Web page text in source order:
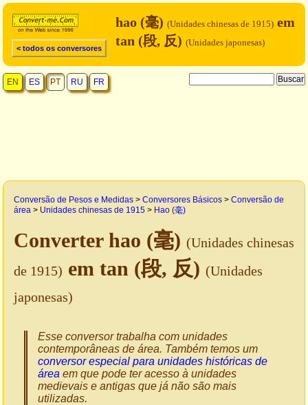
< todos os conversores
hao (毫) (Unidades chinesas de 1915) em
tan (段, 反) (Unidades japonesas)
EN ES PT RU FR
Conversão de Pesos e Medidas > Conversores Básicos > Conversão de
área > Unidades chinesas de 1915 > Hao (毫)
Converter hao (毫) (Unidades chinesas
de 1915) em tan (段, 反) (Unidades
japonesas)
Esse conversor trabalha com unidades
contemporâneas de área. Também temos um
conversor especial para unidades históricas de
área em que pode ter acesso à unidades
medievais e antigas que já não são mais
utilizadas.